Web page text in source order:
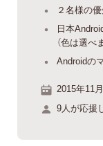
２名様の
日本
（色は選べ
Androidの
2015年11
9人が応援